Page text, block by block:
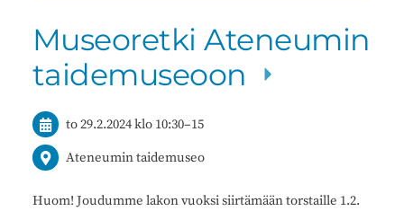
Museoretki Ateneumin
taidemuseoon
to 29.2.2024klo 10:30–15
Ateneumin taidemuseo
Huom! Joudumme lakon vuoksi siirtämään torstaille 1.2.